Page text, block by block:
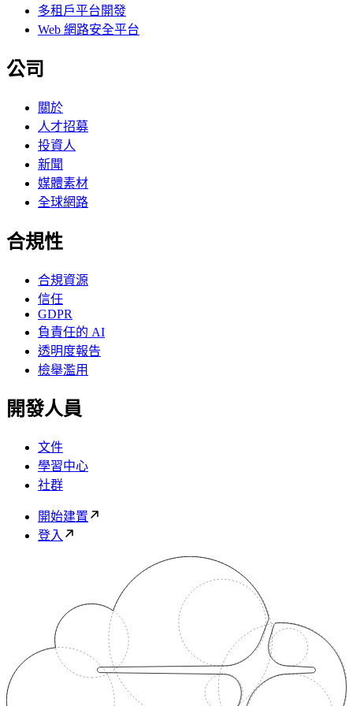
多租戶平台開發
Web 網路安全平台
公司
關於
人才招募
投資人
新聞
媒體素材
全球網路
合規性
合規資源
信任
GDPR
負責任的 AI
透明度報告
檢舉濫用
開發人員
文件
學習中心
社群
開始建置
登入